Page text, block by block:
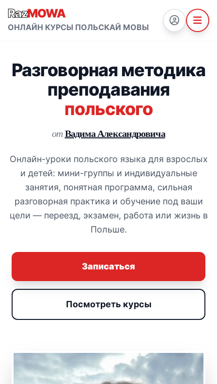
RazMOWA
ОНЛАЙН КУРСЫ ПОЛЬСКАЙ МОВЫ
Разговорная методика
преподавания
польского
отВадима Александровича
Онлайн-уроки польского языка для взрослых
и детей: мини-группы и индивидуальные
занятия, понятная программа, сильная
разговорная практика и обучение под ваши
цели — переезд, экзамен, работа или жизнь в
Польше.
Записаться
Посмотреть курсы